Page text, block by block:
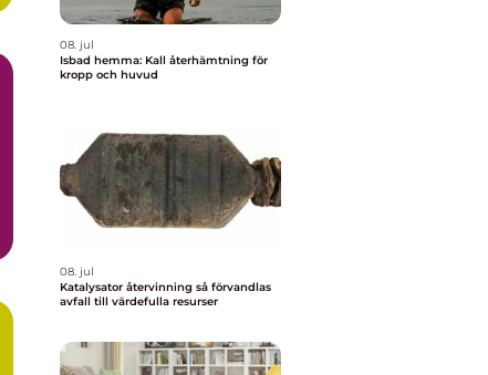
08. jul
Isbad hemma: Kall återhämtning för
kropp och huvud
08. jul
Katalysator återvinning så förvandlas
avfall till värdefulla resurser